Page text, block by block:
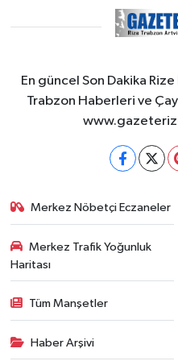
En güncel Son Dakika
Trabzon Haberleri ve
Merkez Nöbetçi Eczaneler
Merkez Trafik Yoğunluk
Haritası
Tüm Manşetler
Haber Arşivi